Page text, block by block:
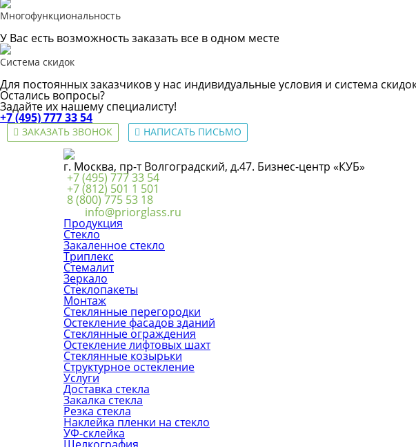
Многофункциональность
У Вас есть возможность заказать все в одном месте
Система скидок
Для постоянных заказчиков у нас индивидуальные условия и система
Остались вопросы?
Задайте их нашему специалисту!
+7 (495) 777 33 54
ЗАКАЗАТЬ ЗВОНОК НАПИСАТЬ ПИСЬМО
г. Москва, пр-т Волгоградский, д.47. Бизнес-центр «КУБ»
+7 (495) 777 33 54
+7 (812) 501 1 501
8 (800) 775 53 18
info@priorglass.ru
Продукция
Стекло
Закаленное стекло
Триплекс
Стемалит
Зеркало
Стеклопакеты
Монтаж
Стеклянные перегородки
Остекление фасадов зданий
Стеклянные ограждения
Остекление лифтовых шахт
Стеклянные козырьки
Структурное остекление
Услуги
Доставка стекла
Закалка стекла
Резка стекла
Наклейка пленки на стекло
УФ-склейка